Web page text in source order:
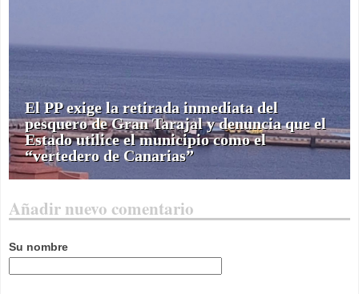
El PP exige la retirada inmediata del
pesquero de Gran Tarajal y denuncia que el
Estado utilice el municipio como el
“vertedero de Canarias”
Añadir nuevo comentario
Su nombre